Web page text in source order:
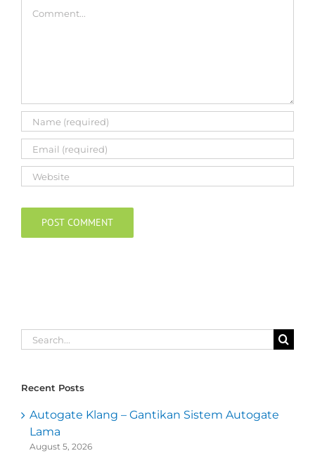
Search
for:
Recent Posts
Autogate Klang – Gantikan Sistem Autogate
Lama
August 5, 2026